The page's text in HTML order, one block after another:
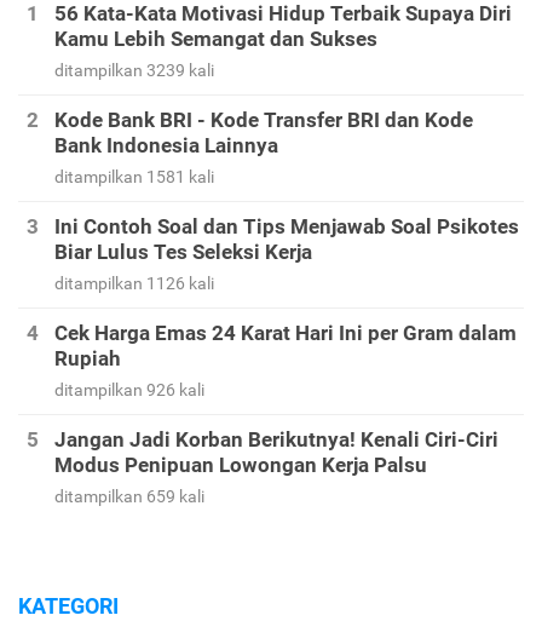
56 Kata-Kata Motivasi Hidup Terbaik Supaya Diri
Kamu Lebih Semangat dan Sukses
ditampilkan 3239 kali
Kode Bank BRI - Kode Transfer BRI dan Kode
Bank Indonesia Lainnya
ditampilkan 1581 kali
Ini Contoh Soal dan Tips Menjawab Soal Psikotes
Biar Lulus Tes Seleksi Kerja
ditampilkan 1126 kali
Cek Harga Emas 24 Karat Hari Ini per Gram dalam
Rupiah
ditampilkan 926 kali
Jangan Jadi Korban Berikutnya! Kenali Ciri-Ciri
Modus Penipuan Lowongan Kerja Palsu
ditampilkan 659 kali
KATEGORI